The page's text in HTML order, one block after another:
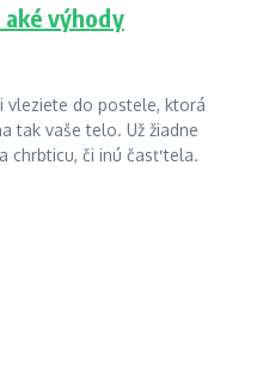
výhody
vleziete do postele, ktorá
tak vaše telo. Už žiadne
chrbticu, či inú časť tela.